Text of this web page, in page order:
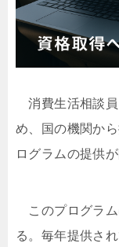
消費生活相談員
め、国の機関か
ログラムの提供
このプログラム
る。毎年提供さ